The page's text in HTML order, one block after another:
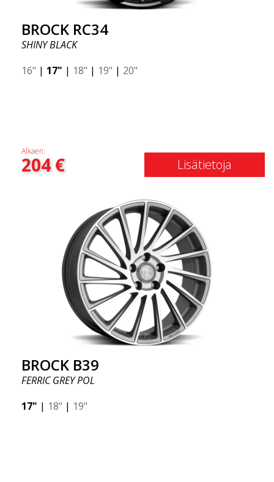
BROCK RC34
SHINY BLACK
16" | 17" | 18" | 19" | 20"
Alkaen:
204€ Lisätietoja
BROCK B39
FERRIC GREY POL
17" | 18" | 19"